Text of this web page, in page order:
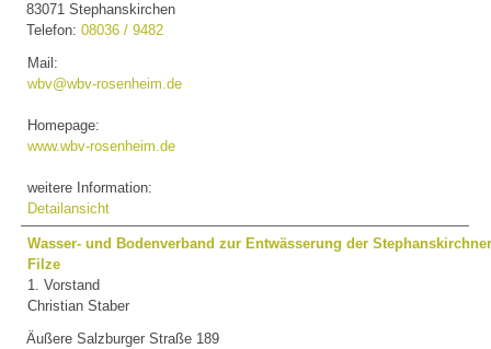
83071 Stephanskirchen
Telefon:08036 / 9482
Mail:
wbv@wbv-rosenheim.de
Homepage:
www.wbv-rosenheim.de
weitere Information:
Detailansicht
Wasser- und Bodenverband zur Entwässerung der
Filze
1. Vorstand
Christian Staber
Äußere Salzburger Straße 189